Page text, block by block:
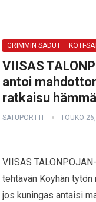
GRIMMIN SADUT – KOTI-
VIISAS
antoi
ratkaisu
SATUPORTTI TOUKO
VIISAS
tehtävän Köyhän
jos kuningas antaisi